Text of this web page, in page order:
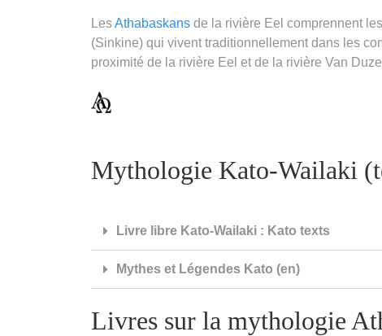
LesAthabaskans de la rivière Eel comprennent
(Sinkine) qui vivent traditionnellement dans les
proximité de la rivière Eel et de la rivière Van
Mythologie Kato-Wailaki
Livre libre Kato-Wailaki : Kato texts
Mythes et Légendes Kato (en)
Livres sur la mythologie